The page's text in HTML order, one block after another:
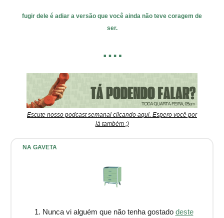
fugir dele é adiar a versão que você ainda não teve coragem de
ser.
….
Escute nosso podcast semanal clicando aqui. Espero você por
lá também :)
NA GAVETA
Nunca vi alguém que não tenha gostado deste